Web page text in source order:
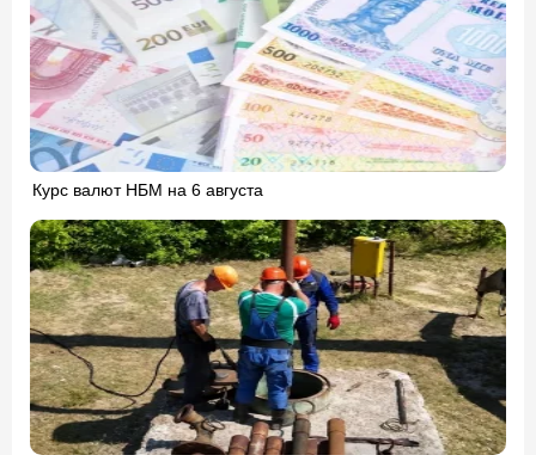
Курс валют НБМ на 6 августа